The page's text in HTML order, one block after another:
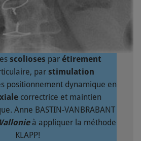
scolioses par étirement
par stimulation
positionnement dynamique en
correctrice et maintien
Anne BASTIN-VANBRABANT
à appliquer la méthode
KLAPP!